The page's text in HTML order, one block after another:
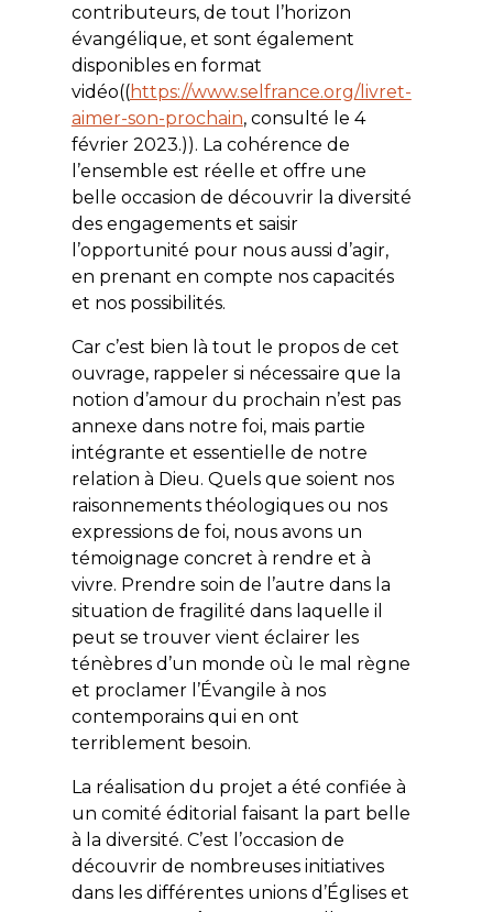
contributeurs, de tout l’horizon
évangélique, et sont également
disponibles en format
vidéo((https://www.selfrance.org/livret-
aimer-son-prochain, consulté le 4
février 2023.)). La cohérence de
l’ensemble est réelle et offre une
belle occasion de découvrir la diversité
des engagements et saisir
l’opportunité pour nous aussi d’agir,
en prenant en compte nos capacités
et nos possibilités.
Car c’est bien là tout le propos de cet
ouvrage, rappeler si nécessaire que la
notion d’amour du prochain n’est pas
annexe dans notre foi, mais partie
intégrante et essentielle de notre
relation à Dieu. Quels que soient nos
raisonnements théologiques ou nos
expressions de foi, nous avons un
témoignage concret à rendre et à
vivre. Prendre soin de l’autre dans la
situation de fragilité dans laquelle il
peut se trouver vient éclairer les
ténèbres d’un monde où le mal règne
et proclamer l’Évangile à nos
contemporains qui en ont
terriblement besoin.
La réalisation du projet a été confiée à
un comité éditorial faisant la part belle
à la diversité. C’est l’occasion de
découvrir de nombreuses initiatives
dans les différentes unions d’Églises et